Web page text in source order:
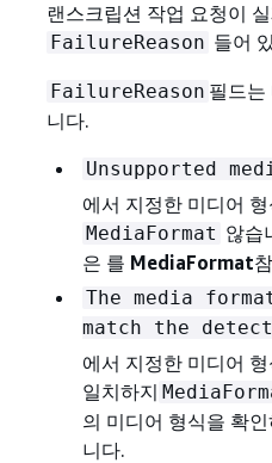
랜스크립션 작업 요청이
FailureReason 들어
FailureReason 필드는
니다.
Unsupported
에서 지정한 미디어
MediaFormat 않습
은 를 MediaFormat
The media
match the
에서 지정한 미디어
일치하지
의 미디어 형식을 확
니다.